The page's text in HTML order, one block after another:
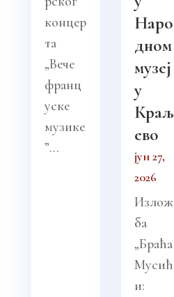
концер
та
„Вече
франц
уске
музике
”...
Наро
дном
музеј
у
Краљ
ево
јун 27,
2026
Излож
ба
„Браћа
Мусић
и: